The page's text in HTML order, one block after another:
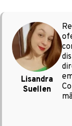
Lisandra
Suellen